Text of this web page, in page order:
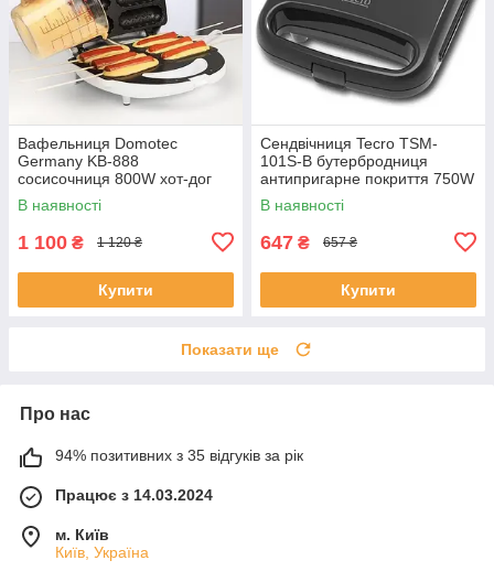
Вафельниця Domotec
Germany KB-888
сосисочниця 800W хот-дог
мейкер
В наявності
1 100 ₴ 1 120 ₴
Купити
Сендвічниця Tecro TSM-
101S-B бутербродниця
антипригарне покриття 750W
В наявності
647 ₴ 657 ₴
Купити
Показати ще
Про нас
94% позитивних з 35 відгуків за рік
Працює з 14.03.2024
м. Київ
Київ, Україна